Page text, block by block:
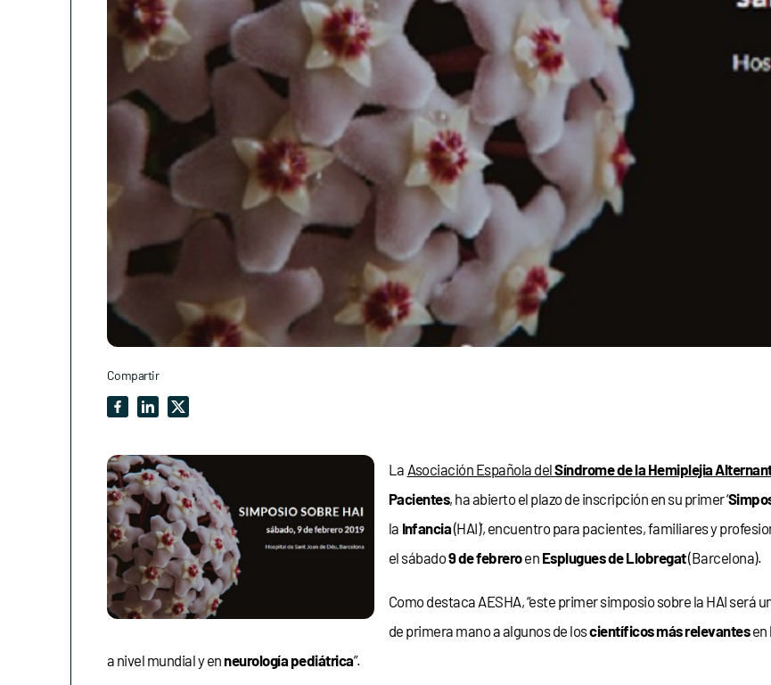
Compartir
La Asociación Española delSíndrome de la Hemiplejia
Pacientes, ha abierto el plazo de inscripción en su primer ‘
la Infancia(HAI)’, encuentro para pacientes, familiares y
el sábado9 de febreroen Esplugues de Llobregat(Barcelona).
Como destaca AESHA, “este primer simposio sobre la HAI será
de primera mano a algunos de loscientíficos más relevantesen
a nivel mundial y enneurología pediátrica”.